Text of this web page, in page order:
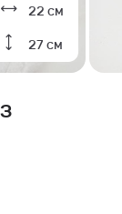
22 см
27 см